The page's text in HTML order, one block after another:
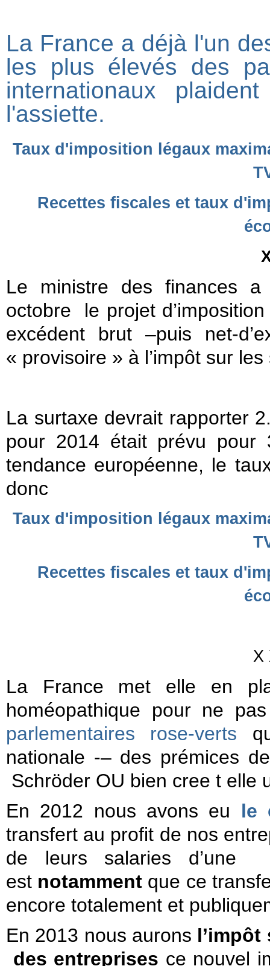
La France a déjà l'un
les plus élevés des
internationaux
l'assiette.
Taux d'imposition légaux
Recettes fiscales et taux
Le ministre des finances
octobre le projet
excédent brut –puis net-
« provisoire » à l’impôt sur
La surtaxe devrait rapporter
pour 2014 était prévu pour
tendance européenne, le
donc
Taux d'imposition légaux
Recettes fiscales et taux
X
La France met elle en
homéopathique pour ne
parlementaires rose-verts
nationale -– des prémices
Schröder OU bien cree t elle
En 2012 nous avons eu
le
transfert au profit de nos
de leurs salaries d’une
est notamment que ce
encore totalement et
En 2013 nous aurons
des entreprises ce nouvel